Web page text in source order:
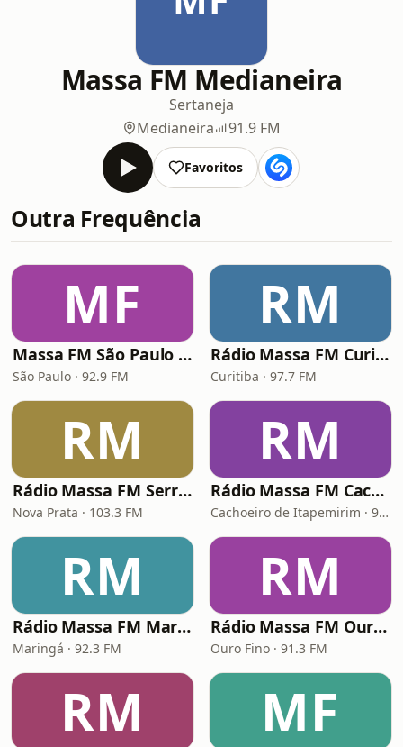
Massa FM Medianeira
Sertaneja
Medianeira
91.9 FM
Favoritos
Outra Frequência
MF
Massa FM São Paulo 92.9
São Paulo · 92.9 FM
RM
Rádio Massa FM Curitiba
Curitiba · 97.7 FM
RM
Rádio Massa FM Serra Gaúcha
Nova Prata · 103.3 FM
RM
Rádio Massa FM Cachoeiro de Itapemirim
Cachoeiro de Itapemirim · 90.9 FM
RM
Rádio Massa FM Maringá
Maringá · 92.3 FM
RM
Rádio Massa FM Ouro Fino
Ouro Fino · 91.3 FM
RM MF